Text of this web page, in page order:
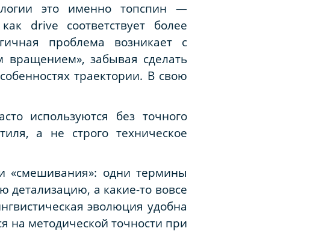
это именно топспин —
drive соответствует более
проблема возникает с
вращением», забывая сделать
траектории. В свою
используются без точного
а не строго техническое
«смешивания»: одни термины
детализацию, а какие-то вовсе
эволюция удобна
на методической точности при